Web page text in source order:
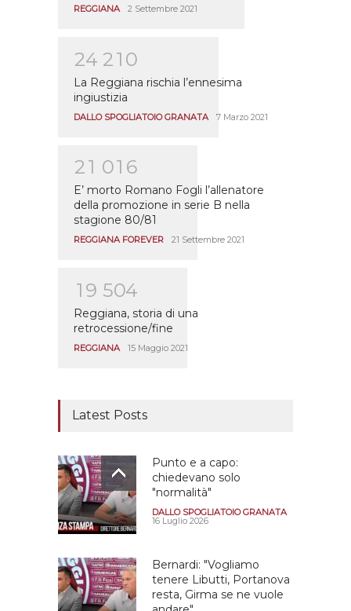
REGGIANA 2 Settembre 2021
24 21 0
La Reggiana rischia l’ennesima
ingiustizia
DALLO SPOGLIATOIO GRANATA 7 Marzo 2021
21 01 6
E’ morto Romano Fogli l’allenatore
della promozione in serie B nella
stagione 80/81
REGGIANA FOREVER 21 Settembre 2021
1 9 504
Reggiana, storia di una
retrocessione/fine
REGGIANA 15 Maggio 2021
Latest Posts
Punto e a capo:
chiedevano solo
"normalità"
DALLO SPOGLIATOIO GRANATA
16 Luglio 2026
Bernardi: "Vogliamo
tenere Libutti, Portanova
resta, Girma se ne vuole